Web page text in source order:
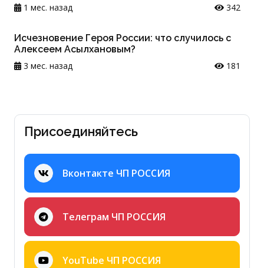
1 мес. назад
342
Исчезновение Героя России: что случилось с
Алексеем Асылхановым?
3 мес. назад
181
Присоединяйтесь
Вконтакте ЧП РОССИЯ
Телеграм ЧП РОССИЯ
YouTube ЧП РОССИЯ